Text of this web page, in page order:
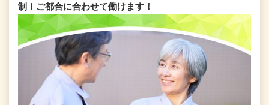
制！ご都合に合わせて働けます！